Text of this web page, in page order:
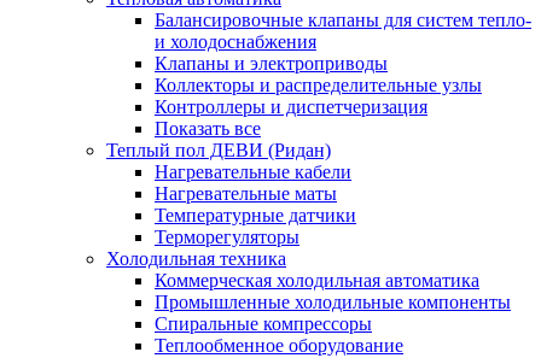
Балансировочные клапаны для систем тепло-
и холодоснабжения
Клапаны и электроприводы
Коллекторы и распределительные узлы
Контроллеры и диспетчеризация
Показать все
Теплый пол ДЕВИ (Ридан)
Нагревательные кабели
Нагревательные маты
Температурные датчики
Терморегуляторы
Холодильная техника
Коммерческая холодильная автоматика
Промышленные холодильные компоненты
Спиральные компрессоры
Теплообменное оборудование